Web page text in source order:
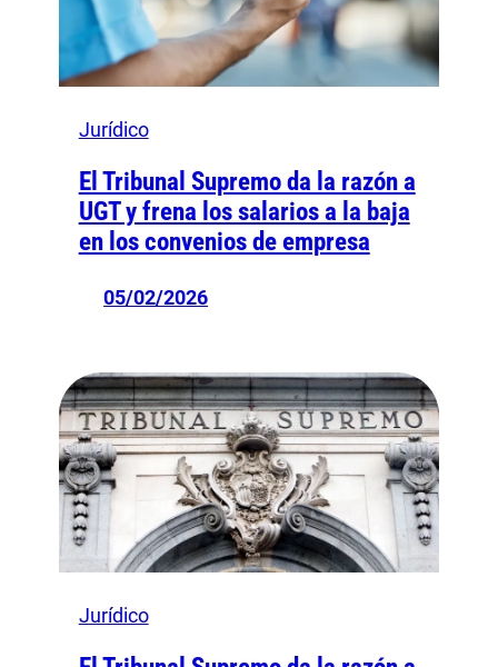
Jurídico
El Tribunal Supremo da la razón a
UGT y frena los salarios a la baja
en los convenios de empresa
05/02/2026
Jurídico